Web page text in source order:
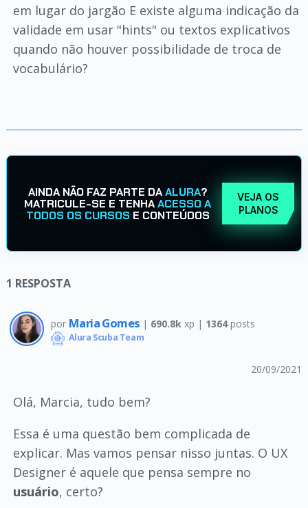
em lugar do jargão E existe alguma indicação da
validade em usar "hints" ou textos explicativos
quando não houver possibilidade de troca de
vocabulário?
AINDA NÃO FAZ PARTE DAALURA?
MATRICULE-SE E TENHAACESSO A
TODOS OS CURSOS E CONTEÚDOS
VEJA OS
PLANOS
1 RESPOSTA
por Maria Gomes | 690.8k xp | 1364posts
Alura Scuba Team
20/09/2021
Olá, Marcia, tudo bem?
Essa é uma questão bem complicada de
explicar. Mas vamos pensar nisso juntas. O UX
Designer é aquele que pensa sempre no
usuário, certo?